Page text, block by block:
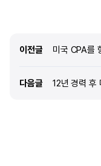
이전글 이전글
미국 CPA를 향해
다음글 다음글
12년 경력 후 다시 시